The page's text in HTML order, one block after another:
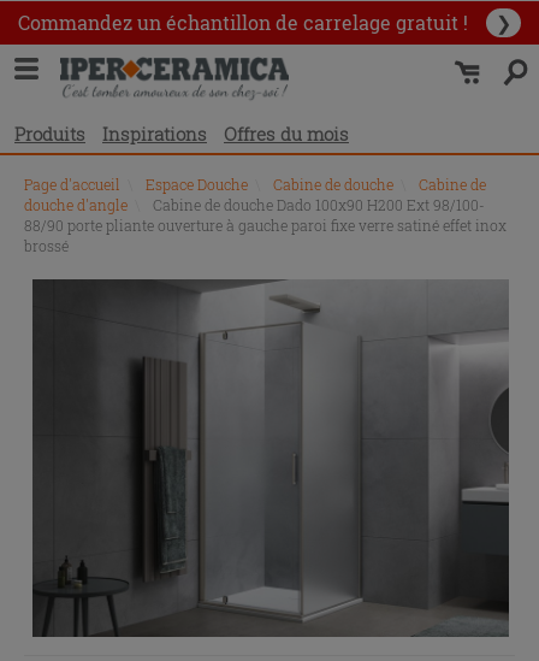
Commandez un échantillon de carrelage gratuit ! ❯
Produits Inspirations Offres du mois
Page d'accueil Espace Douche Cabine de douche
Cabine de
douche d'angle
Cabine de douche Dado 100x90 H200 Ext 98/100-
88/90 porte pliante ouverture à gauche paroi fixe verre satiné effet inox
brossé